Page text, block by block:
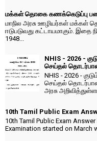
மக்கள் தொகை கணக்கெடுப்பு பணி
மாநில அரசு ஊழியர்கள் மக்கள்
ஈடுபடுவது கட்டாயமாகும். இதை
1948...
NHIS - 2026 -
செய்தல்
NHIS - 2026 -
செய்தல்
அரசு
10th Tamil Public Exam
10th Tamil Public Exam
Examination started on March